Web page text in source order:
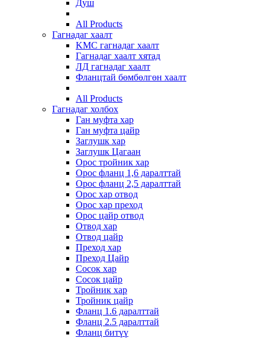
Душ
All Products
Гагнадаг хаалт
KMC гагнадаг хаалт
Гагнадаг хаалт хятад
ЛД гагнадаг хаалт
Фланцтай бөмбөлгөн хаалт
All Products
Гагнадаг холбох
Ган муфта хар
Ган муфта цайр
Заглушк хар
Заглушк Цагаан
Орос тройник хар
Орос фланц 1,6 даралттай
Орос фланц 2,5 даралттай
Орос хар отвод
Орос хар преход
Орос цайр отвод
Отвод хар
Отвод цайр
Преход хар
Преход Цайр
Сосок хар
Сосок цайр
Тройник хар
Тройник цайр
Фланц 1.6 даралттай
Фланц 2.5 даралттай
Фланц битүү